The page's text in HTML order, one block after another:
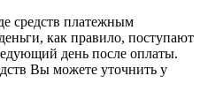
средств платежным
как правило, поступают
день после оплаты.
Вы можете уточнить у